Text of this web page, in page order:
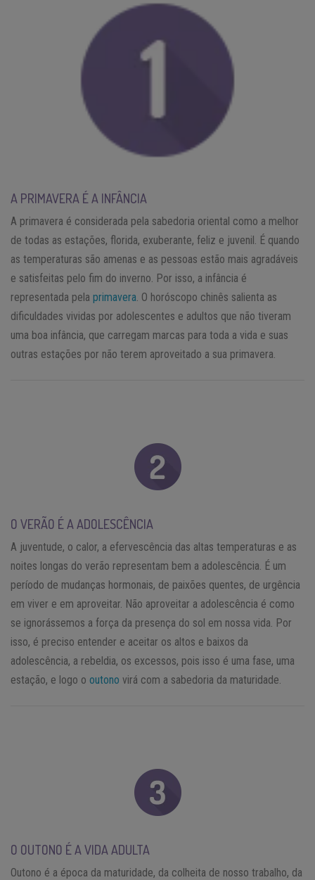
A PRIMAVERA É A INFÂNCIA
A primavera é considerada pela sabedoria oriental como a melhor
de todas as estações, florida, exuberante, feliz e juvenil. É quando
as temperaturas são amenas e as pessoas estão mais agradáveis
e satisfeitas pelo fim do inverno. Por isso, a infância é
representada pela primavera . O horóscopo chinês salienta as
dificuldades vividas por adolescentes e adultos que não tiveram
uma boa infância, que carregam marcas para toda a vida e suas
outras estações por não terem aproveitado a sua primavera.
O VERÃO É A ADOLESCÊNCIA
A juventude, o calor, a efervescência das altas temperaturas e as
noites longas do verão representam bem a adolescência. É um
período de mudanças hormonais, de paixões quentes, de urgência
em viver e em aproveitar. Não aproveitar a adolescência é como
se ignorássemos a força da presença do sol em nossa vida. Por
isso, é preciso entender e aceitar os altos e baixos da
adolescência, a rebeldia, os excessos, pois isso é uma fase, uma
estação, e logo o outono virá com a sabedoria da maturidade.
O OUTONO É A VIDA ADULTA
Outono é a época da maturidade, da colheita de nosso trabalho, da